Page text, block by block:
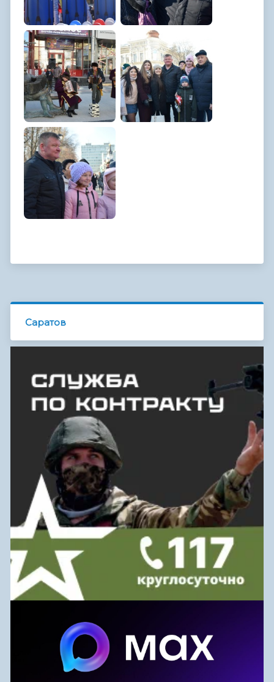
Саратов